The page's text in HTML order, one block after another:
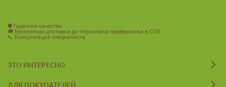
🛡️ Гарантия качества
🚚 Бесплатная доставка до терминала перевозчика в СПб
📞 Консультация специалиста
ЭТО ИНТЕРЕСНО
ДЛЯ ПОКУПАТЕЛЕЙ